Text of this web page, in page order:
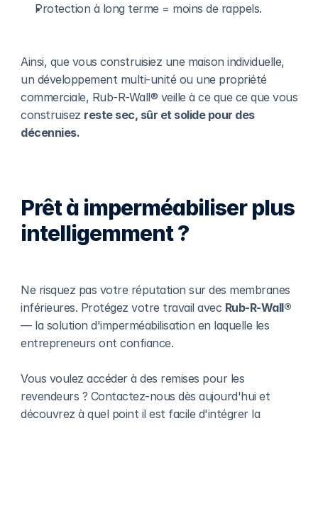
Protection à long terme = moins de rappels.
Ainsi, que vous construisiez une maison individuelle,
un développement multi-unité ou une propriété
commerciale, Rub-R-Wall® veille à ce que ce que vous
construisez reste sec, sûr et solide pour des
décennies.
Prêt à imperméabiliser plus
intelligemment ?
Ne risquez pas votre réputation sur des membranes
inférieures. Protégez votre travail avec Rub-R-Wall®
— la solution d'imperméabilisation en laquelle les
entrepreneurs ont confiance.
Vous voulez accéder à des remises pour les
revendeurs ? Contactez-nous dès aujourd'hui et
découvrez à quel point il est facile d'intégrer la